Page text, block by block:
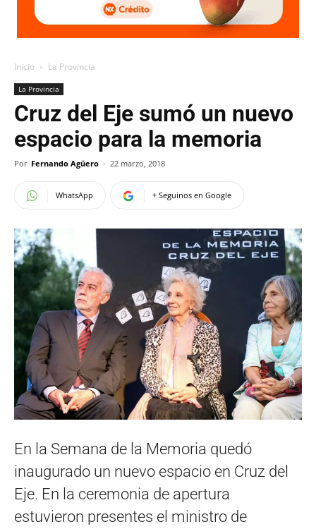
Inicio La Provincia
La Provincia
Cruz del Eje sumó un nuevo
espacio para la memoria
Por Fernando Agüero - 22 marzo, 2018
WhatsApp + Seguinos en Google
En la Semana de la Memoria quedó
inaugurado un nuevo espacio en Cruz del
Eje. En la ceremonia de apertura
estuvieron presentes el ministro de